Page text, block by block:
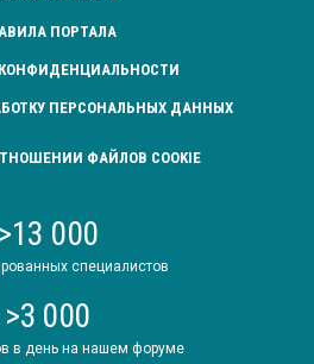
ПОРТАЛА
ПЕРСОНАЛЬНЫХ ДАННЫХ
ФАЙЛОВ COOKIE
>13 000
специалистов
>3 000
в день на нашем форуме